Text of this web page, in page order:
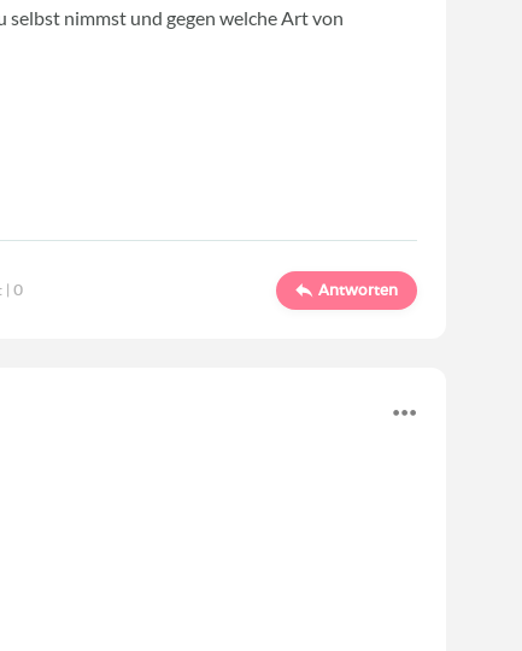
selbst nimmst und gegen welche Art von
|0 Antworten